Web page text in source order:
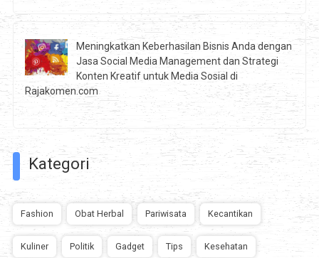
Meningkatkan Keberhasilan Bisnis Anda dengan
Jasa Social Media Management dan Strategi
Konten Kreatif untuk Media Sosial di
Rajakomen.com
Kategori
Fashion Obat Herbal Pariwisata Kecantikan
Kuliner Politik Gadget Tips Kesehatan